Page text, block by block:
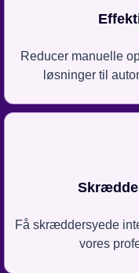
Reducer manuelle
løsninger til
Få skræddersyede
vores